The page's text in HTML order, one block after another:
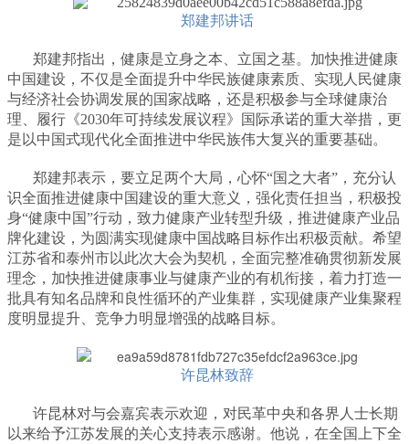
郑建邦讲话
郑建邦指出，健康是立身之本、立国之基。加快推进健康
中国建设，不仅是全面提升中华民族健康素质、实现人民健康
与经济社会协调发展的国家战略，还是积极参与全球健康治
理、履行《2030年可持续发展议程》国际承诺的重大举措，更
是以中国式现代化全面推进中华民族伟大复兴的重要基础。
郑建邦表示，要立足两个大局，心怀“国之大者”，充分认
识全面推进健康中国建设的重大意义，强化责任担当，积极投
身“健康中国”行动，致力健康产业转型升级，推进健康产业品
牌化建设，为圆满实现健康中国战略目标作出积极贡献。希望
江苏省和泰州市以此次大会为契机，全面完整准确贯彻新发展
理念，加快推进健康事业与健康产业的有机衔接，着力打造一
批具有知名品牌和良性循环的产业集群，实现健康产业集聚程
度明显提升、竞争力明显增强的战略目标。
许昆林致辞
许昆林对与会嘉宾表示欢迎，对民革中央和各界人士长期
以来给予江苏发展的关心支持表示感谢。他说，在全国上下全